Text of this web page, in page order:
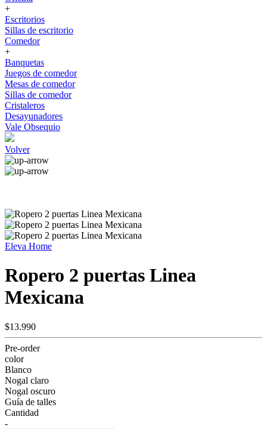
+
Escritorios
Sillas de escritorio
Comedor
+
Banquetas
Juegos de comedor
Mesas de comedor
Sillas de comedor
Cristaleros
Desayunadores
Vale Obsequio
Volver
Eleva Home
Ropero 2 puertas Linea
Mexicana
$13.990
Pre-order
color
Blanco
Nogal claro
Nogal oscuro
Guía de talles
Cantidad
-